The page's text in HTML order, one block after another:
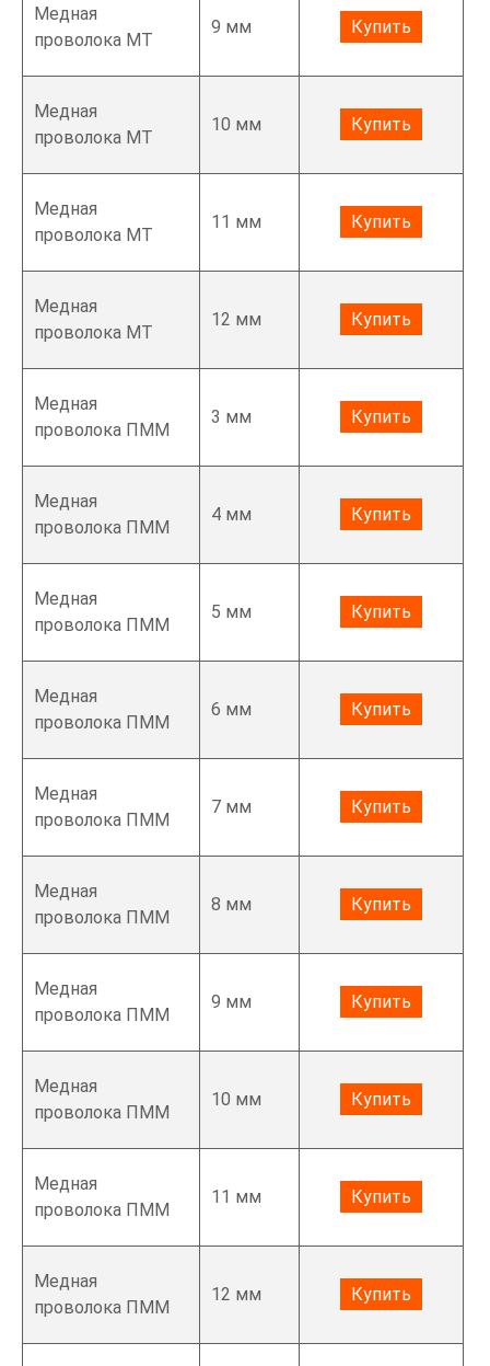
Медная
проволока МТ
9 мм Купить
Медная
проволока МТ
10 мм Купить
Медная
проволока МТ
11 мм Купить
Медная
проволока МТ
12 мм Купить
Медная
проволока ПММ
3 мм Купить
Медная
проволока ПММ
4 мм Купить
Медная
проволока ПММ
5 мм Купить
Медная
проволока ПММ
6 мм Купить
Медная
проволока ПММ
7 мм Купить
Медная
проволока ПММ
8 мм Купить
Медная
проволока ПММ
9 мм Купить
Медная
проволока ПММ
10 мм Купить
Медная
проволока ПММ
11 мм Купить
Медная
проволока ПММ
12 мм Купить